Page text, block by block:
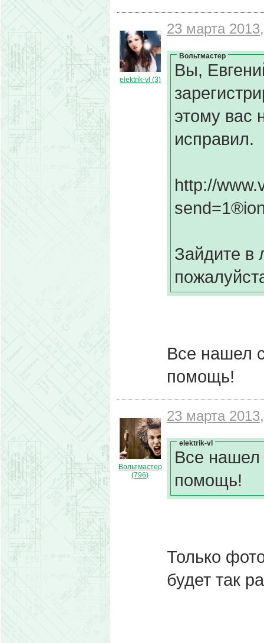
elektrik-vl (3)
23 марта
Вольтмастер
Вы,
этому вас
исправил.
http://
Зайдите в
Все нашел
помощь!
Вольтмастер
(796)
23 марта
elektrik-vl
Все нашел
помощь!
Только
будет так